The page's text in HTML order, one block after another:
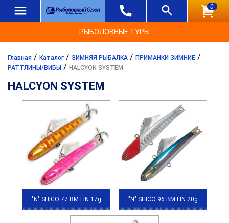
0
РЫБОЛОВНЫЕ ТУРЫ
Главная / Каталог / ЗИМНЯЯ РЫБАЛКА / ПРИМАНКИ ЗИМНИЕ /
РАТТЛИНЫ/ВИБЫ / HALCYON SYSTEM
HALCYON SYSTEM
"N" SHICO 77 BM FIN 17g "N" SHICO 96 BM FIN 20g